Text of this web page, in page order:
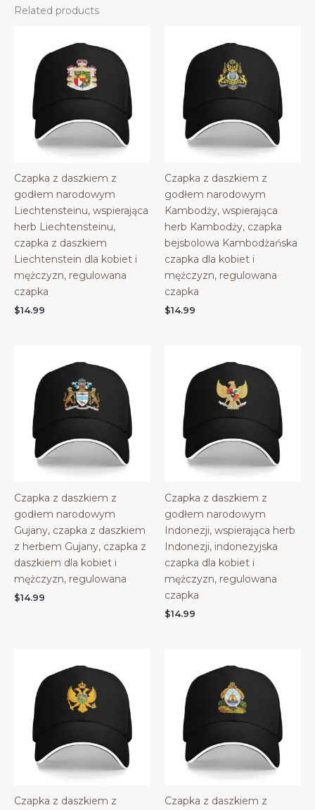
Related products
Czapka z daszkiem z
godłem narodowym
Liechtensteinu, wspierająca
herb Liechtensteinu,
czapka z daszkiem
Liechtenstein dla kobiet i
mężczyzn, regulowana
czapka
$14.99
Czapka z daszkiem z
godłem narodowym
Kambodży, wspierająca
herb Kambodży, czapka
bejsbolowa Kambodżańska
czapka dla kobiet i
mężczyzn, regulowana
czapka
$14.99
Czapka z daszkiem z
godłem narodowym
Gujany, czapka z daszkiem
z herbem Gujany, czapka z
daszkiem dla kobiet i
mężczyzn, regulowana
$14.99
Czapka z daszkiem z
godłem narodowym
Indonezji, wspierająca herb
Indonezji, indonezyjska
czapka dla kobiet i
mężczyzn, regulowana
czapka
$14.99
Czapka z daszkiem z
Czapka z daszkiem z